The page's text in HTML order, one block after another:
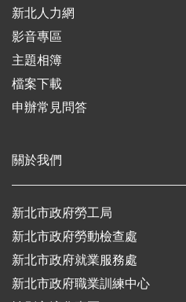
新北人力網
影音專區
主題相簿
檔案下載
申辦常見問答
關於我們
新北市政府勞工局
新北市政府勞動檢查處
新北市政府就業服務處
新北市政府職業訓練中心